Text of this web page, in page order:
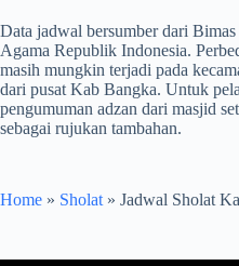
Data jadwal bersumber dari
Agama Republik Indonesia.
masih mungkin terjadi pada
dari pusat Kab Bangka. Untuk
pengumuman adzan dari masjid
sebagai rujukan tambahan.
Home » Sholat » Jadwal Sholat